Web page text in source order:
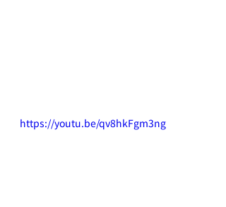
https://youtu.be/qv8hkFgm3ng